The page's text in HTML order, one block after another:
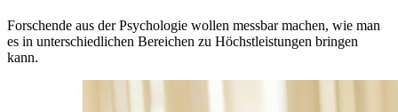
Forschende aus der Psychologie wollen messbar machen, wie man
es in unterschiedlichen Bereichen zu Höchstleistungen bringen
kann.